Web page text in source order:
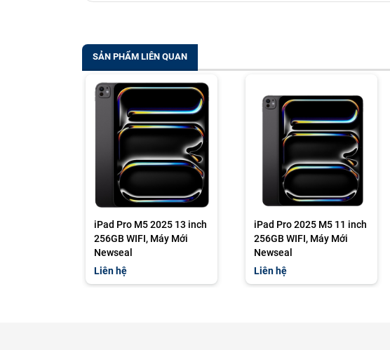
SẢN PHẨM LIÊN QUAN
iPad Pro M5 2025 13 inch
256GB WIFI, Máy Mới
Newseal
Liên hệ
iPad Pro 2025 M5 11 inch
256GB WIFI, Máy Mới
Newseal
Liên hệ